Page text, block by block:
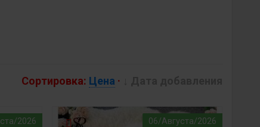
Сортировка: Цена ·
2026 06/Августа/2026